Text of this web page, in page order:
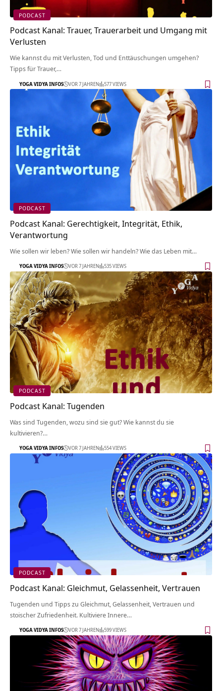
PODCAST
Podcast Kanal: Trauer, Trauerarbeit und Umgang mit
Verlusten
Wie kannst du mit Verlusten, Tod und Enttäuschungen umgehen?
Tipps für Trauer,…
YOGA VIDYA INFOS VOR 7 JAHREN 577 VIEWS
PODCAST
Podcast Kanal: Gerechtigkeit, Integrität, Ethik,
Verantwortung
Wie sollen wir leben? Wie sollen wir handeln? Wie das Leben mit…
YOGA VIDYA INFOS VOR 7 JAHREN 535 VIEWS
PODCAST
Podcast Kanal: Tugenden
Was sind Tugenden, wozu sind sie gut? Wie kannst du sie
kultivieren?…
YOGA VIDYA INFOS VOR 7 JAHREN 554 VIEWS
PODCAST
Podcast Kanal: Gleichmut, Gelassenheit, Vertrauen
Tugenden und Tipps zu Gleichmut, Gelassenheit, Vertrauen und
stoischer Zufriedenheit. Kultiviere Innere…
YOGA VIDYA INFOS VOR 7 JAHREN 599 VIEWS